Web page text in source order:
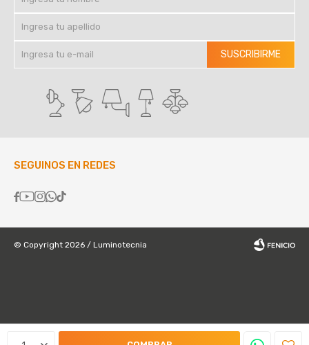
SUSCRIBIRME
SEGUINOS EN REDES

© Copyright 2026 / Luminotecnia
Fenicio